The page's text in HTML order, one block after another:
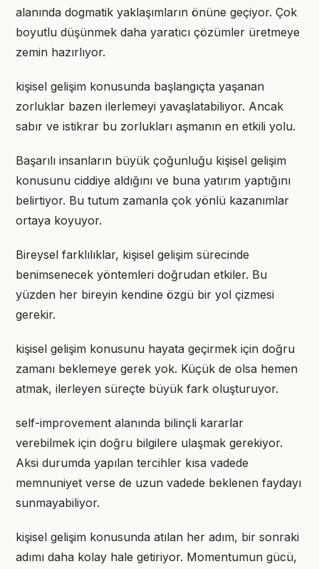
alanında dogmatik yaklaşımların önüne geçiyor. Çok
boyutlu düşünmek daha yaratıcı çözümler üretmeye
zemin hazırlıyor.
kişisel gelişim konusunda başlangıçta yaşanan
zorluklar bazen ilerlemeyi yavaşlatabiliyor. Ancak
sabır ve istikrar bu zorlukları aşmanın en etkili yolu.
Başarılı insanların büyük çoğunluğu kişisel gelişim
konusunu ciddiye aldığını ve buna yatırım yaptığını
belirtiyor. Bu tutum zamanla çok yönlü kazanımlar
ortaya koyuyor.
Bireysel farklılıklar, kişisel gelişim sürecinde
benimsenecek yöntemleri doğrudan etkiler. Bu
yüzden her bireyin kendine özgü bir yol çizmesi
gerekir.
kişisel gelişim konusunu hayata geçirmek için doğru
zamanı beklemeye gerek yok. Küçük de olsa hemen
atmak, ilerleyen süreçte büyük fark oluşturuyor.
self-improvement alanında bilinçli kararlar
verebilmek için doğru bilgilere ulaşmak gerekiyor.
Aksi durumda yapılan tercihler kısa vadede
memnuniyet verse de uzun vadede beklenen faydayı
sunmayabiliyor.
kişisel gelişim konusunda atılan her adım, bir sonraki
adımı daha kolay hale getiriyor. Momentumun gücü,